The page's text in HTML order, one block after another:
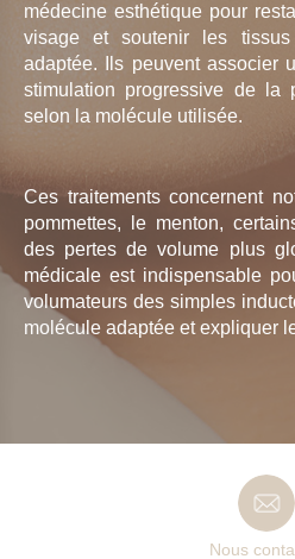
médecine esthétique pour
visage et soutenir les tissus
adaptée. Ils peuvent associer
stimulation progressive de la
selon la molécule utilisée.
Ces traitements concernent
pommettes, le menton,
des pertes de volume plus
médicale est indispensable
volumateurs des simples
molécule adaptée et expliquer